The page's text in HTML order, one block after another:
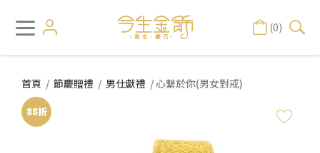
(0)
首頁 / 節慶贈禮 / 男仕獻禮 / 心繫於你(男女對戒)
88折